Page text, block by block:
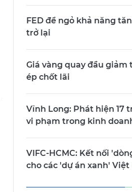
FED để ngỏ khả năng
trở lại
Giá vàng quay đầu giảm
ép chốt lãi
Vĩnh Long: Phát hiện 17
vi phạm trong kinh
VIFC-HCMC: Kết nối
cho các 'dự án xanh' Việt